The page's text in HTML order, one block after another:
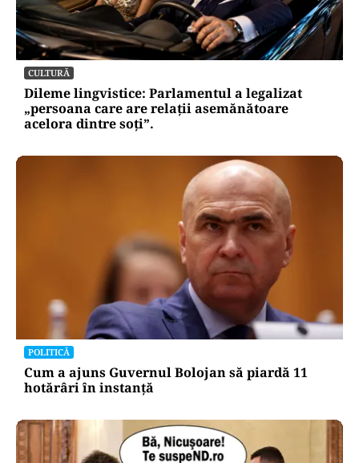
CULTURĂ
Dileme lingvistice: Parlamentul a legalizat
„persoana care are relații asemănătoare
acelora dintre soți”.
POLITICĂ
Cum a ajuns Guvernul Bolojan să piardă 11
hotărâri în instanță